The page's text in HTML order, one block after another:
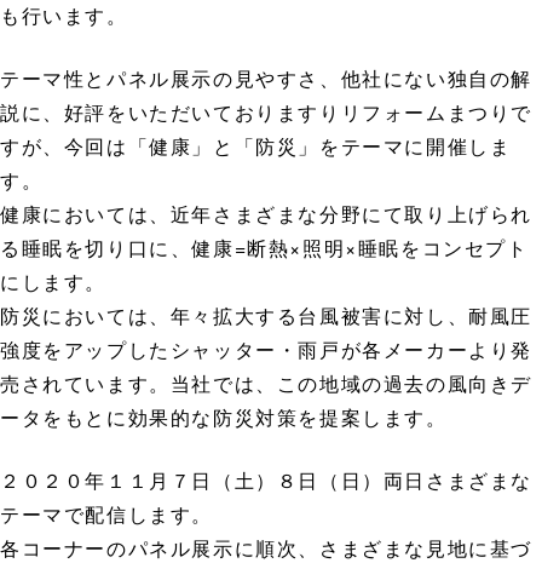
も行います。
テーマ性とパネル展示の見やすさ、他社にない独自の解
説に、好評をいただいておりますりリフォームまつりで
すが、今回は「健康」と「防災」をテーマに開催しま
す。
健康においては、近年さまざまな分野にて取り上げられ
る睡眠を切り口に、健康=断熱×照明×睡眠をコンセプト
にします。
防災においては、年々拡大する台風被害に対し、耐風圧
強度をアップしたシャッター・雨戸が各メーカーより発
売されています。当社では、この地域の過去の風向きデ
ータをもとに効果的な防災対策を提案します。
２０２０年１１月７日（土）８日（日）両日さまざまな
テーマで配信します。
各コーナーのパネル展示に順次、さまざまな見地に基づ